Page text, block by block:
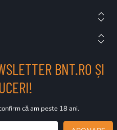
BNT.RO ȘI
că am peste 18 ani.